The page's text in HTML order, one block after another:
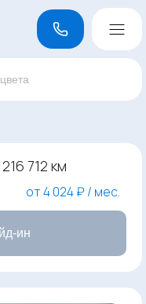
712 км
от 4 024 ₽ / мес.
ин